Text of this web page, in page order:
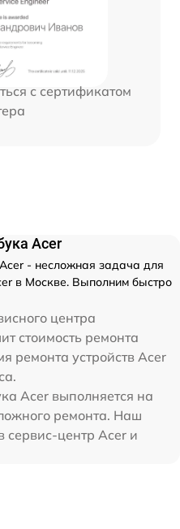
с сертификатом
Acer
- несложная задача для
в Москве. Выполним быстро
центра
стоимость ремонта
ремонта устройств Acer
Acer выполняется на
ремонта. Наш
сервис-центр Acer и